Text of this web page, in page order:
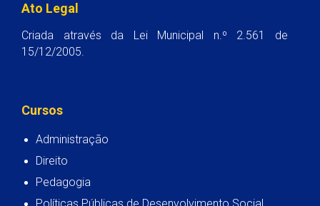
Ato Legal
Criada através da Lei Municipal n.º 2.561 de
15/12/2005.
Cursos
Administração
Direito
Pedagogia